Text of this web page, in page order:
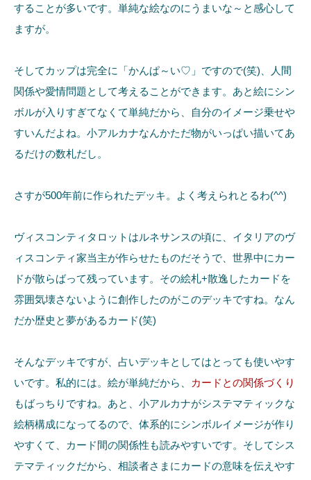
することが多いです。単純な絵なのにうまいな～と感心して
ますが。
そしてカップは完全に「かんぱ～い♡」ですので(笑)、人間
関係や愛情問題として考えることができます。あと絵にシン
ボルが入りすぎてなくて単純だから、自分のイメージ乗せや
すいんだよね。小アルカナなんかただ物がいっぱい描いてあ
るだけの数札だし。
さすが500年前に作られたデッキ。よく考えられとるわ(^^)
ヴィスコンティタロットはルネサンスの頃に、イタリアのヴ
ィスコンティ家当主が作らせたものだそうで、世界中にカー
ドが散らばって残っています。その絵札+散逸したカードを
雰囲気壊さないように創作したのがこのデッキですね。なん
だか歴史と夢があるカード(笑)
そんなデッキですが、占いデッキとしてはとっても使いやす
いです。私的には。絵が単純だから、
カードとの関係づくり
もばっちりですね。あと、小アルカナがシステマティックな
絵柄構成になってるので、体系的にシンボルイメージが作り
やすくて、カード間の関係性も読みやすいです。そしてシス
テマティックだから、相談者さまにカードの意味を伝えやす